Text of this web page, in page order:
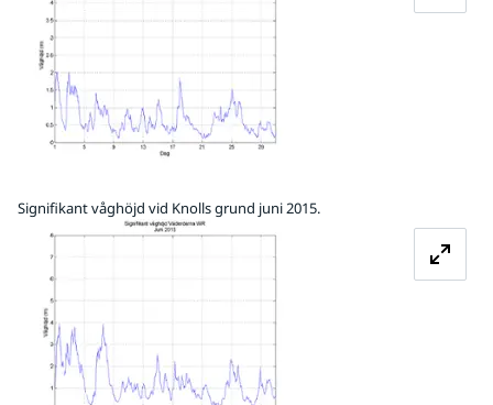
Signifikant våghöjd vid Knolls grund juni 2015.Förstora bilden